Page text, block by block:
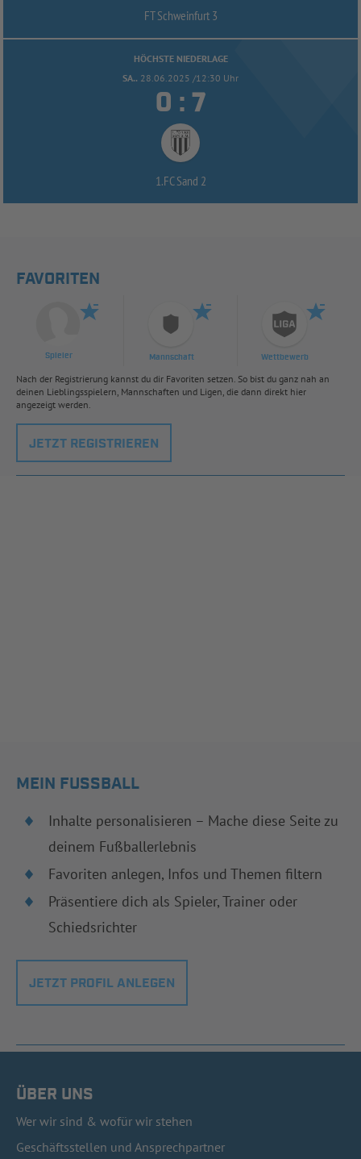
FT Schweinfurt 3
HÖCHSTE NIEDERLAGE
SA.. 28.06.2025 /12:30 Uhr
 : 
1.FC Sand 2
FAVORITEN
Spieler Mannschaft Wettbewerb
Nach der Registrierung kannst du dir Favoriten setzen. So bist du ganz nah an
deinen Lieblingsspielern, Mannschaften und Ligen, die dann direkt hier
angezeigt werden.
JETZT REGISTRIEREN
MEIN FUSSBALL
Inhalte personalisieren – Mache diese Seite zu
deinem Fußballerlebnis
Favoriten anlegen, Infos und Themen filtern
Präsentiere dich als Spieler, Trainer oder
Schiedsrichter
JETZT PROFIL ANLEGEN
ÜBER UNS
Wer wir sind & wofür wir stehen
Geschäftsstellen und Ansprechpartner